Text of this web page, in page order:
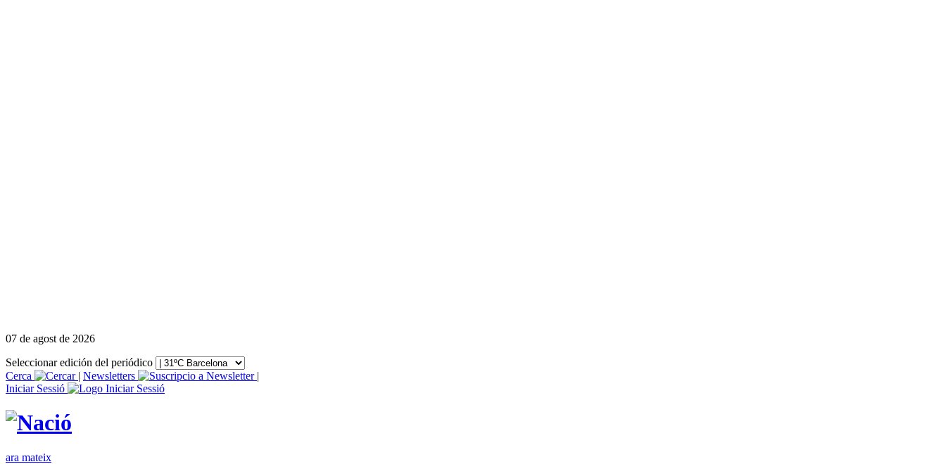
07 de agost de 2026
Seleccionar edición del periódico
Cerca
| Newsletters
|
Iniciar Sessió
ara mateix